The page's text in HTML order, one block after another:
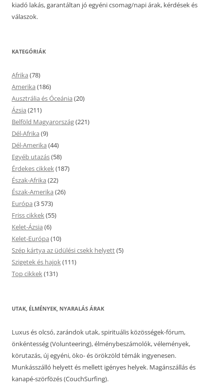
kiadó lakás, garantáltan jó egyéni csomag/napi árak, kérdések és
válaszok.
KATEGÓRIÁK
Afrika (78)
Amerika (186)
Ausztrália és Óceánia (20)
Ázsia (211)
Belföld Magyarország(221)
Dél-Afrika (9)
Dél-Amerika (44)
Egyéb utazás(58)
Érdekes cikkek(187)
Észak-Afrika (22)
Észak-Amerika (26)
Európa (3 573)
Friss cikkek(55)
Kelet-Ázsia (6)
Kelet-Európa (10)
Szép kártya az üdülési csekk helyett(5)
Szigetek és hajok(111)
Top cikkek(131)
UTAK, ÉLMÉNYEK, NYARALÁS ÁRAK
Luxus és olcsó, zarándok utak, spirituális közösségek-fórum,
önkéntesség (Volunteering), élménybeszámolók, vélemények,
körutazás, új egyéni, öko- és örökzöld témák ingyenesen.
Munkásszálló helyett és mellett igényes helyek. Magánszállás és
kanapé-szörfözés (CouchSurfing).